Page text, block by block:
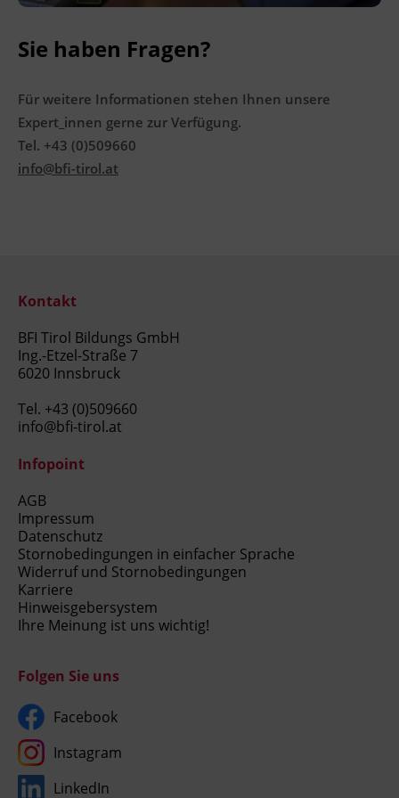
Sie haben Fragen?
Für weitere Informationen stehen Ihnen unsere
Expert_innen gerne zur Verfügung.
Tel. +43 (0)509660
info@bfi-tirol.at
Kontakt
BFI Tirol Bildungs GmbH
Ing.-Etzel-Straße 7
6020 Innsbruck
Tel. +43 (0)509660
info@bfi-tirol.at
Infopoint
AGB
Impressum
Datenschutz
Stornobedingungen in einfacher Sprache
Widerruf und Stornobedingungen
Karriere
Hinweisgebersystem
Ihre Meinung ist uns wichtig!
Folgen Sie uns
Facebook
Instagram
LinkedIn